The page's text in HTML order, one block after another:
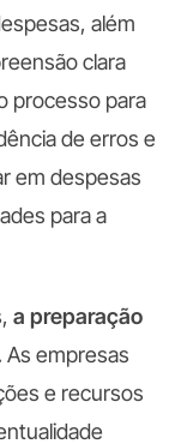
além
clara
processo para
de erros e
em despesas
para a
a preparação
As empresas
e recursos